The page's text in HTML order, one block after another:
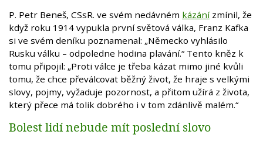
P. Petr Beneš, CSsR. ve svém nedávném kázánízmínil, že
když roku 1914 vypukla první světová válka, Franz Kafka
si ve svém deníku poznamenal: „Německo vyhlásilo
Rusku válku – odpoledne hodina plavání.“ Tento kněz k
tomu připojil: „Proti válce je třeba kázat mimo jiné kvůli
tomu, že chce převálcovat běžný život, že hraje s velkými
slovy, pojmy, vyžaduje pozornost, a přitom užírá z života,
který přece má tolik dobrého i v tom zdánlivě malém.“
Bolest lidí nebude mít poslední slovo